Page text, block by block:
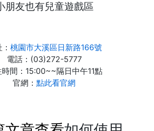
朋友也有兒童遊戲區
桃園市大溪區日新路166號
電話：(03)272-5777
時間：15:00~~隔日中午11點
官網： 點此看官網